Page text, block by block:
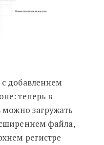
добавлением
теперь в
можно загружать
файла,
регистре